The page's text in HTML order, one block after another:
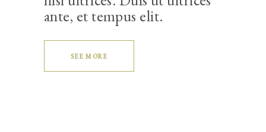
ante, et tempus elit.
SEE MORE